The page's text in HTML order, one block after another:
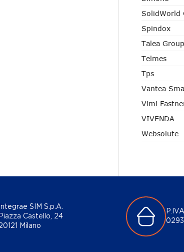
SolidWorld
Spindox
Talea Group
Telmes
Tps
Vantea
Vimi
VIVENDA
Websolute
Integrae SIM S.p.A.
Piazza Castello, 24
Milano